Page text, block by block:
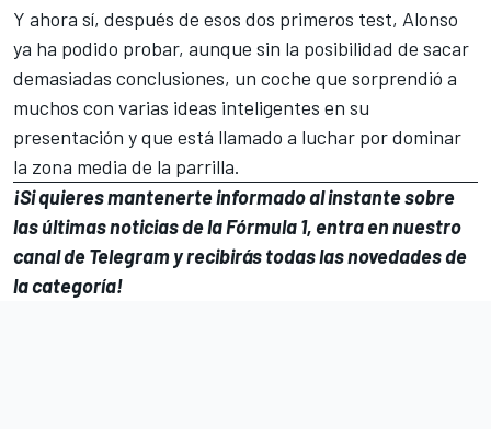
Y ahora sí, después de esos dos primeros test, Alonso
ya ha podido probar, aunque sin la posibilidad de sacar
demasiadas conclusiones, un coche que sorprendió a
muchos con varias ideas inteligentes en su
presentación y que está llamado a luchar por dominar
la zona media de la parrilla.
¡Si quieres mantenerte informado al instante sobre
las últimas noticias de la Fórmula 1, entra ennuestro
canal de Telegramy recibirás todas las novedades de
la categoría!